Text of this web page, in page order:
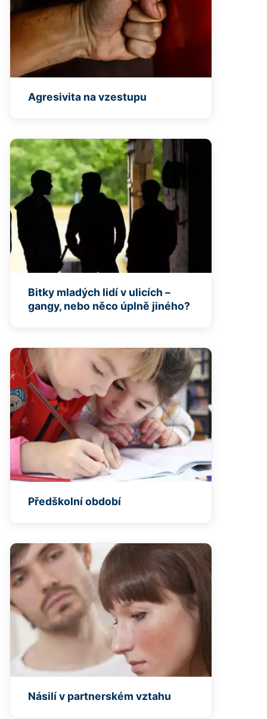
Agresivita na vzestupu
Bitky mladých lidí v ulicích –
gangy, nebo něco úplně jiného?
Předškolní období
Násilí v partnerském vztahu